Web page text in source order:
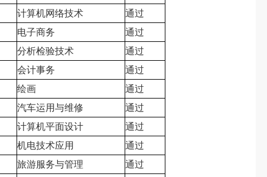
计算机网络技术
通过
电子商务
通过
分析检验技术
通过
会计事务
通过
绘画
通过
汽车运用与维修
通过
计算机平面设计
通过
机电技术应用
通过
旅游服务与管理
通过